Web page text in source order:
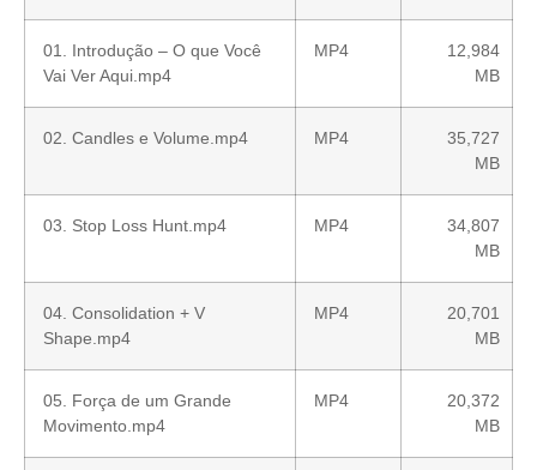
01. Introdução – O que Você
Vai Ver Aqui.mp4
MP4
12,984
MB
02. Candles e Volume.mp4 MP4
35,727
MB
03. Stop Loss Hunt.mp4 MP4
34,807
MB
04. Consolidation + V
Shape.mp4
MP4
20,701
MB
05. Força de um Grande
Movimento.mp4
MP4
20,372
MB